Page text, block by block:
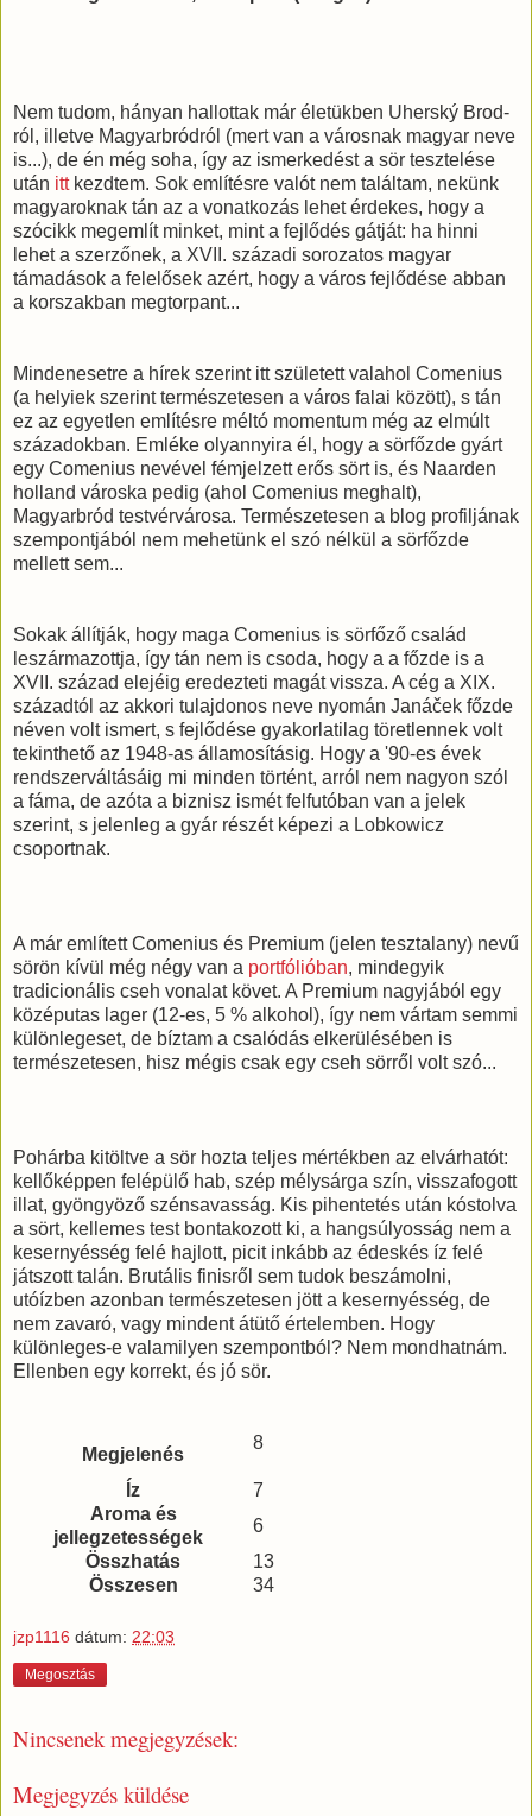
Nem tudom, hányan hallottak már életükben Uherský Brod-
ról, illetve Magyarbródról (mert van a városnak magyar neve
is...), de én még soha, így az ismerkedést a sör tesztelése
után ittkezdtem. Sok említésre valót nem találtam, nekünk
magyaroknak tán az a vonatkozás lehet érdekes, hogy a
szócikk megemlít minket, mint a fejlődés gátját: ha hinni
lehet a szerzőnek, a XVII. századi sorozatos magyar
támadások a felelősek azért, hogy a város fejlődése abban
a korszakban megtorpant...
Mindenesetre a hírek szerint itt született valahol Comenius
(a helyiek szerint természetesen a város falai között), s tán
ez az egyetlen említésre méltó momentum még az elmúlt
századokban. Emléke olyannyira él, hogy a sörfőzde gyárt
egy Comenius nevével fémjelzett erős sört is, és Naarden
holland városka pedig (ahol Comenius meghalt),
Magyarbród testvérvárosa. Természetesen a blog profiljának
szempontjából nem mehetünk el szó nélkül a sörfőzde
mellett sem...
Sokak állítják, hogy maga Comenius is sörfőző család
leszármazottja, így tán nem is csoda, hogy a a főzde is a
XVII. század elejéig eredezteti magát vissza. A cég a XIX.
századtól az akkori tulajdonos neve nyomán Janáček főzde
néven volt ismert, s fejlődése gyakorlatilag töretlennek volt
tekinthető az 1948-as államosításig. Hogy a '90-es évek
rendszerváltásáig mi minden történt, arról nem nagyon szól
a fáma, de azóta a biznisz ismét felfutóban van a jelek
szerint, s jelenleg a gyár részét képezi a Lobkowicz
csoportnak.
A már említett Comenius és Premium (jelen tesztalany) nevű
sörön kívül még négy van a portfólióban, mindegyik
tradicionális cseh vonalat követ. A Premium nagyjából egy
középutas lager (12-es, 5 % alkohol), így nem vártam semmi
különlegeset, de bíztam a csalódás elkerülésében is
természetesen, hisz mégis csak egy cseh sörről volt szó...
Pohárba kitöltve a sör hozta teljes mértékben az elvárhatót:
kellőképpen felépülő hab, szép mélysárga szín, visszafogott
illat, gyöngyöző szénsavasság. Kis pihentetés után kóstolva
a sört, kellemes test bontakozott ki, a hangsúlyosság nem a
kesernyésség felé hajlott, picit inkább az édeskés íz felé
játszott talán. Brutális finisről sem tudok beszámolni,
utóízben azonban természetesen jött a kesernyésség, de
nem zavaró, vagy mindent átütő értelemben. Hogy
különleges-e valamilyen szempontból? Nem mondhatnám.
Ellenben egy korrekt, és jó sör.
Megjelenés
8
Íz
7
Aroma és
jellegzetességek
6
Összhatás
13
Összesen
34
jzp1116 dátum: 22:03
Megosztás
Nincsenek megjegyzések:
Megjegyzés küldése